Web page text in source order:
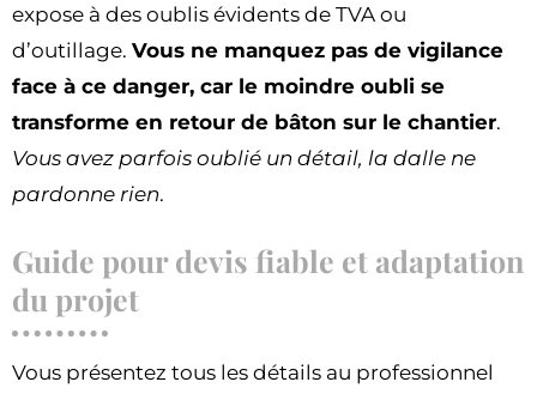
expose à des oublis évidents de TVA ou
d’outillage. Vous ne manquez pas de vigilance
face à ce danger, car le moindre oubli se
transforme en retour de bâton sur le chantier.
Vous avez parfois oublié un détail, la dalle ne
pardonne rien.
Guide pour devis fiable et adaptation
du projet
Vous présentez tous les détails au professionnel